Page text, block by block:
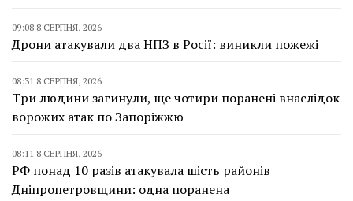
09:08 8 СЕРПНЯ, 2026
Дрони атакували два НПЗ в Росії: виникли пожежі
08:31 8 СЕРПНЯ, 2026
Три людини загинули, ще чотири поранені внаслідок
ворожих атак по Запоріжжю
08:11 8 СЕРПНЯ, 2026
РФ понад 10 разів атакувала шість районів
Дніпропетровщини: одна поранена